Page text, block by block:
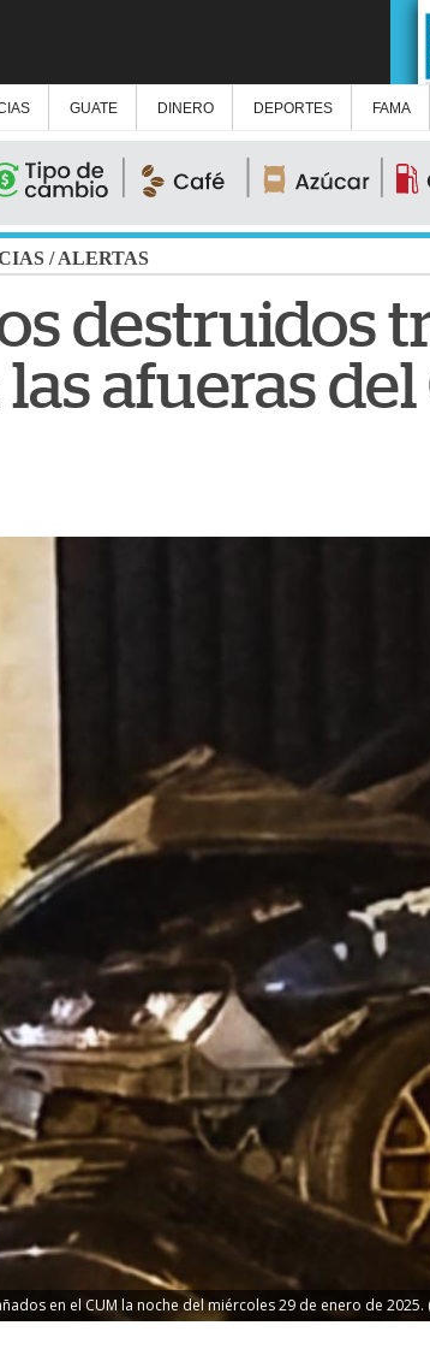
GUATE DINERO DEPORTES FAMA
/ALERTAS
destruidos
afueras del
en el CUM la noche del miércoles 29 de enero de 2025.